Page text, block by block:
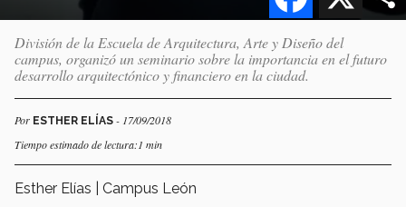
División de la Escuela de Arquitectura, Arte y Diseño del
campus, organizó un seminario sobre la importancia en el futuro
desarrollo arquitectónico y financiero en la ciudad.
Por ESTHER ELÍAS - 17/09/2018
Tiempo estimado de lectura:1 min
Esther Elías | Campus León